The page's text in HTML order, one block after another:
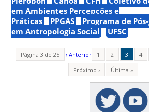
em Ambientes Percepções e
Práticas
PPGAS
Programa de
em Antropologia Social
UFSC
Página 3 de 25 ‹ Anterior 1 2 3 4
Próximo ›
Última »